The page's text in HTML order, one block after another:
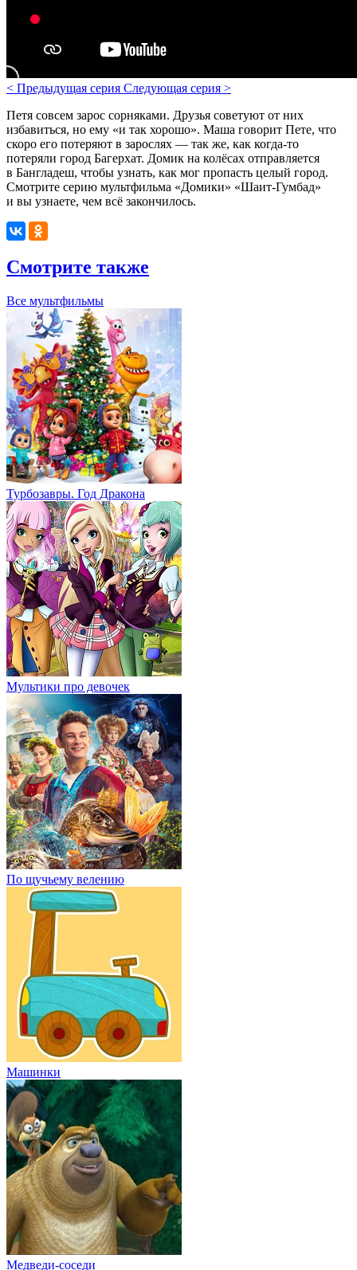
< Предыдущая серия Следующая серия >
Петя совсем зарос сорняками. Друзья советуют от них
избавиться, но ему «и так хорошо». Маша говорит Пете, что
скоро его потеряют в зарослях — так же, как когда-то
потеряли город Багерхат. Домик на колёсах отправляется
в Бангладеш, чтобы узнать, как мог пропасть целый город.
Смотрите серию мультфильма «Домики» «Шаит-Гумбад»
и вы узнаете, чем всё закончилось.
Смотрите также
Все мультфильмы
Турбозавры. Год Дракона
Мультики про девочек
По щучьему велению
Машинки
Медведи-соседи